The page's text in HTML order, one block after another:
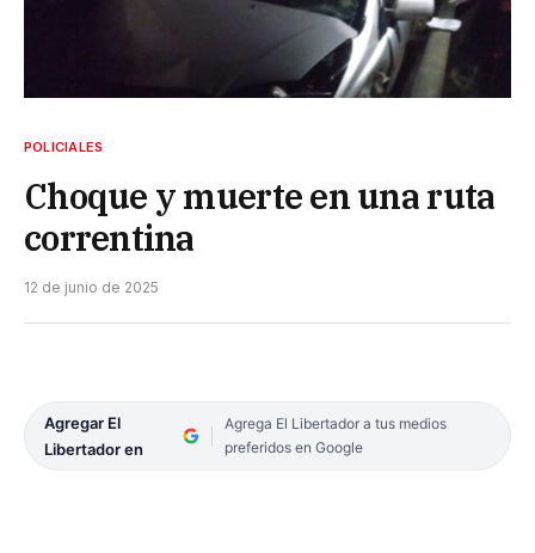
POLICIALES
Choque y muerte en una ruta
correntina
12 de junio de 2025
Agregar El
Libertador en
Agrega El Libertador a tus medios
preferidos en Google